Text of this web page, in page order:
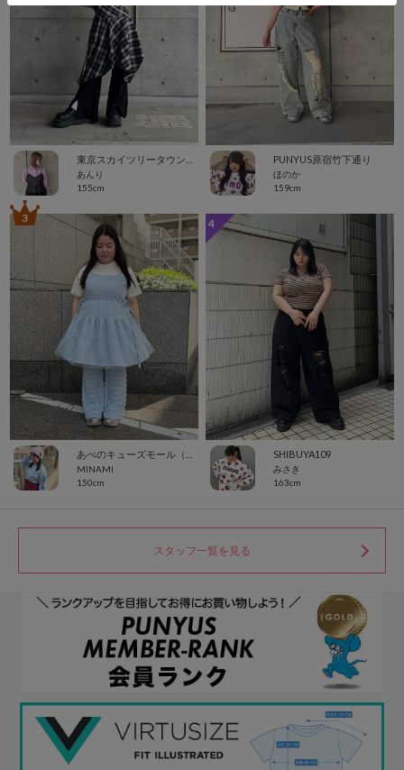
あんり
155cm
PUNYUS原宿竹下通り
ほのか
159cm
MINAMI
150cm
3
SHIBUYA109
みさき
163cm
4
スタッフ一覧を見る